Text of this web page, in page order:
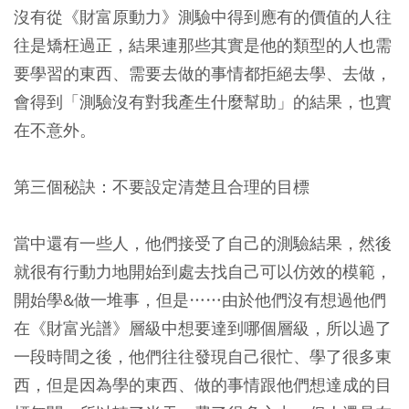
沒有從《財富原動力》測驗中得到應有的價值的人往
往是矯枉過正，結果連那些其實是他的類型的人也需
要學習的東西、需要去做的事情都拒絕去學、去做，
會得到「測驗沒有對我產生什麼幫助」的結果，也實
在不意外。
第三個秘訣：不要設定清楚且合理的目標
當中還有一些人，他們接受了自己的測驗結果，然後
就很有行動力地開始到處去找自己可以仿效的模範，
開始學&做一堆事，但是……由於他們沒有想過他們
在《財富光譜》層級中想要達到哪個層級，所以過了
一段時間之後，他們往往發現自己很忙、學了很多東
西，但是因為學的東西、做的事情跟他們想達成的目